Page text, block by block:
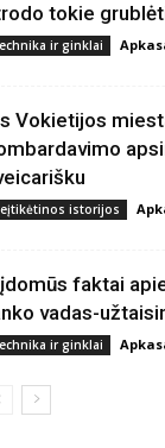
tokie
ir ginklai
Vokietijos
istorijos
faktai
vadas-
ir ginklai